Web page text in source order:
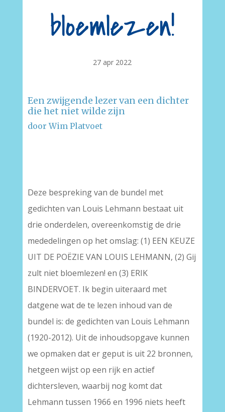
bloemlezen!
27 apr 2022
Een zwijgende lezer van een dichter
die het niet wilde zijn
door Wim Platvoet
Deze bespreking van de bundel met
gedichten van Louis Lehmann bestaat uit
drie onderdelen, overeenkomstig de drie
mededelingen op het omslag: (1) EEN KEUZE
UIT DE POËZIE VAN LOUIS LEHMANN, (2) Gij
zult niet bloemlezen! en (3) ERIK
BINDERVOET. Ik begin uiteraard met
datgene wat de te lezen inhoud van de
bundel is: de gedichten van Louis Lehmann
(1920-2012). Uit de inhoudsopgave kunnen
we opmaken dat er geput is uit 22 bronnen,
hetgeen wijst op een rijk en actief
dichtersleven, waarbij nog komt dat
Lehmann tussen 1966 en 1996 niets heeft